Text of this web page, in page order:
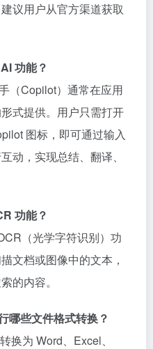
议用户从官方渠道获取
功能？
（Copilot）通常在应用
式提供。用户只需打开
图标，即可通过输入
动，实现总结、翻译、
功能？
（光学字符识别）功
文档或图像中的文本，
的内容。
哪些文件格式转换？
换为 Word、Excel、